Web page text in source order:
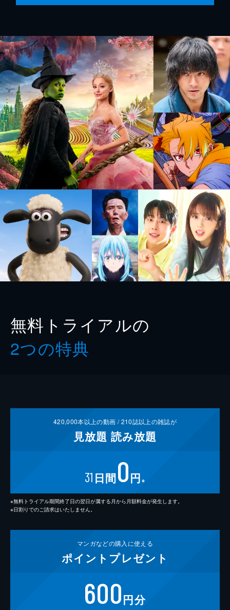
無料トライアルの
2つの特典
420,000本以上の動画 /210誌以上の雑誌が
見放題 読み放題
31 日間0円 ※
※無料トライアル期間終了日の翌日が属する月から月額料金が発生します。
※日割りでのご請求はいたしません。
マンガなどの購入に使える
ポイント プレゼント
600円分